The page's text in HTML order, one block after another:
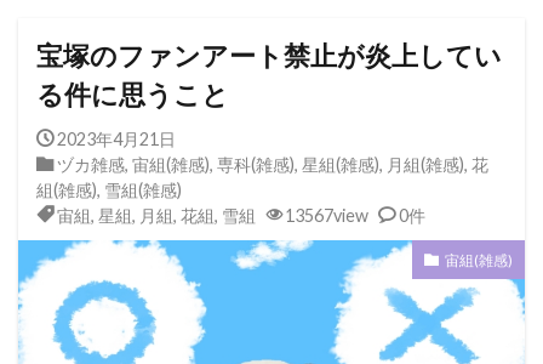
宝塚のファンアート禁止が炎上してい
る件に思うこと
2023年4月21日
ヅカ雑感, 宙組(雑感), 専科(雑感), 星組(雑感), 月組(雑感), 花
組(雑感), 雪組(雑感)
宙組, 星組, 月組, 花組, 雪組 13567view 0件
宙組(雑感)
スカステ
オペラグラス
レヴュースタァライト
大人会
宝塚用語
おすすめ飲食店
観劇マナー
かげきしょうじょ!!